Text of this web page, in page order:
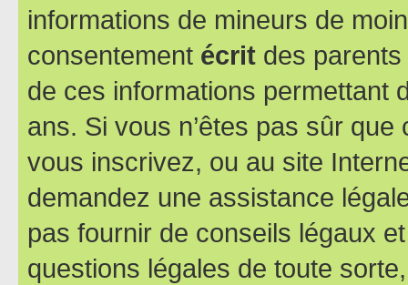
informations de mineurs de
consentement écrit des parents
de ces informations permettant
ans. Si vous n’êtes pas sûr
vous inscrivez, ou au site
demandez une assistance
pas fournir de conseils légaux
questions légales de toute